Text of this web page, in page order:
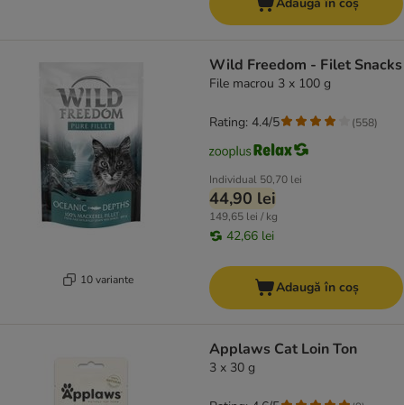
10 variante
Wild Freedom - Filet Snacks
File macrou 3 x 100 g
Individual 50,70 lei
44,90 lei
149,65 lei / kg
42,66 lei
Rating: 4.4/5 (558)
Adaugă în coș
Applaws Cat Loin Ton
3 x 30 g